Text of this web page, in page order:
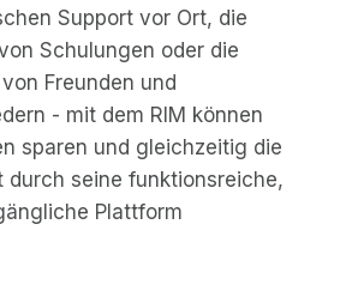
Support vor Ort, die
Schulungen oder die
Freunden und
- mit dem RIM können
sparen und gleichzeitig die
durch seine funktionsreiche,
Plattform